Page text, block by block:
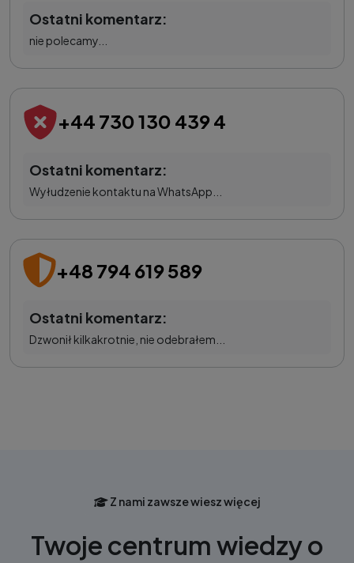
Ostatni komentarz:
nie polecamy...
+44 730 130 439 4
Ostatni komentarz:
Wyłudzenie kontaktu na WhatsApp...
+48 794 619 589
Ostatni komentarz:
Dzwonił kilkakrotnie, nie odebrałem...
Z nami zawsze wiesz więcej
Twoje centrum wiedzy o